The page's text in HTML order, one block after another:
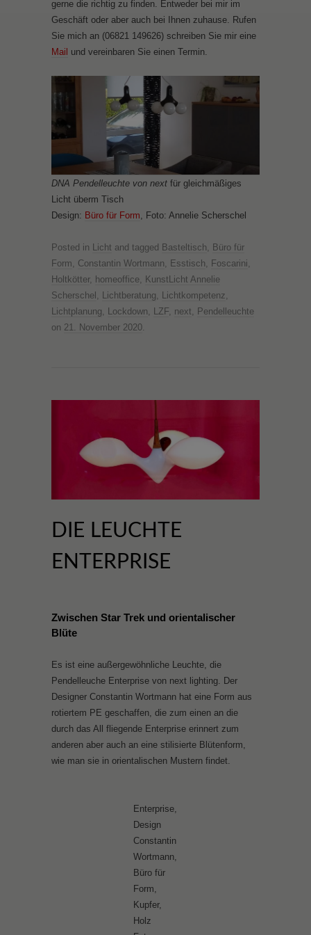
gerne die richtig zu finden. Entweder bei mir im
Geschäft oder aber auch bei Ihnen zuhause. Rufen
Sie mich an (06821 149626) schreiben Sie mir eine
Mail und vereinbaren Sie einen Termin.
DNA Pendelleuchte von next für gleichmäßiges
Licht überm Tisch
Design: Büro für Form, Foto: Annelie Scherschel
Posted in Licht and tagged Basteltisch, Büro für
Form, Constantin Wortmann, Esstisch, Foscarini,
Holtkötter, homeoffice, KunstLicht Annelie
Scherschel , Lichtberatung, Lichtkompetenz,
Lichtplanung, Lockdown, LZF, next, Pendelleuchte
on 21. November 2020.
DIE LEUCHTE
ENTERPRISE
Zwischen Star Trek und orientalischer
Blüte
Es ist eine außergewöhnliche Leuchte, die
Pendelleuche Enterprise von next lighting. Der
Designer Constantin Wortmann hat eine Form aus
rotiertem PE geschaffen, die zum einen an die
durch das All fliegende Enterprise erinnert zum
anderen aber auch an eine stilisierte Blütenform,
wie man sie in orientalischen Mustern findet.
Enterprise,
Design
Constantin
Wortmann,
Büro für
Form,
Kupfer,
Holz